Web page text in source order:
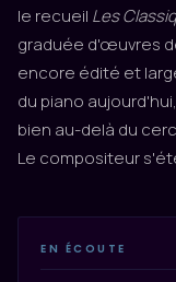
le recueil Les
graduée d'œuvres
encore édité et
du piano
bien au-delà du
Le compositeur
EN ÉCOUTE